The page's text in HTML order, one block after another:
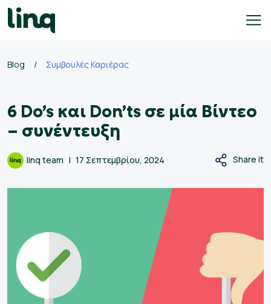
Skip
to
Blog / Συμβουλές Καριέρας
6 Do’s και Don’ts σε μία Βίντεο
– συνέντευξη
linq team 17 Σεπτεμβρίου, 2024 Share it